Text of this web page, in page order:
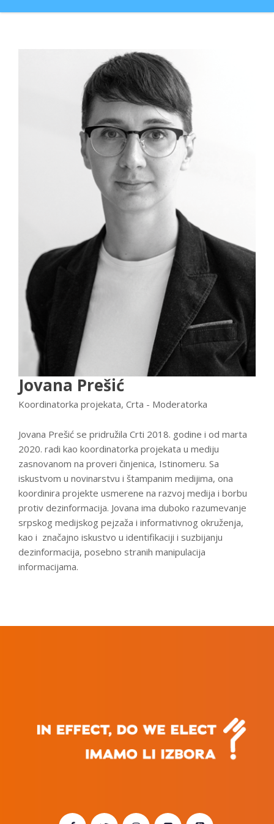
Jovana Prešić
Koordinatorka projekata, Crta - Moderatorka
Jovana Prešić se pridružila Crti 2018. godine i od marta
2020. radi kao koordinatorka projekata u mediju
zasnovanom na proveri činjenica, Istinomeru. Sa
iskustvom u novinarstvu i štampanim medijima, ona
koordinira projekte usmerene na razvoj medija i borbu
protiv dezinformacija. Jovana ima duboko razumevanje
srpskog medijskog pejzaža i informativnog okruženja,
kao i značajno iskustvo u identifikaciji i suzbijanju
dezinformacija, posebno stranih manipulacija
informacijama.